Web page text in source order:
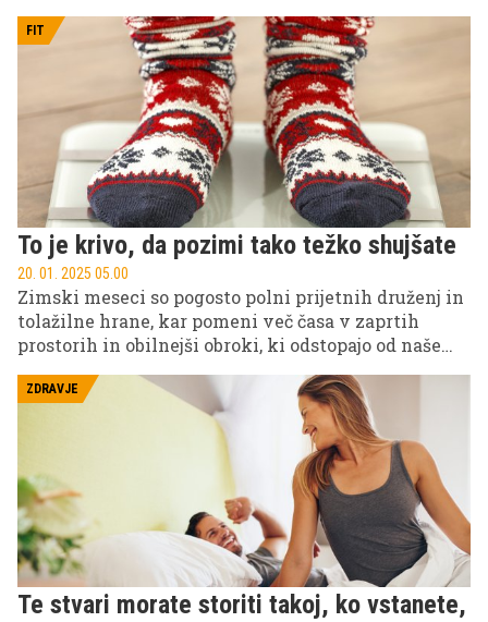
FIT
To je krivo, da pozimi tako težko shujšate
20. 01. 2025 05.00
Zimski meseci so pogosto polni prijetnih druženj in
tolažilne hrane, kar pomeni več časa v zaprtih
prostorih in obilnejši obroki, ki odstopajo od naše
običajne prehrane, kar otežuje uravnavanje telesne
teže.
ZDRAVJE
Te stvari morate storiti takoj, ko vstanete,